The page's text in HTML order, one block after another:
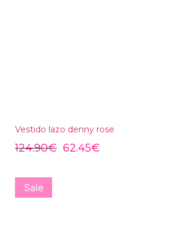
Vestido lazo denny rose
124.90€ 62.45€
Sale